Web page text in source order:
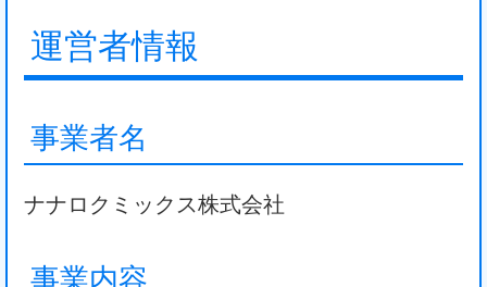
運営者情報
事業者名
ナナロクミックス株式会社
事業内容